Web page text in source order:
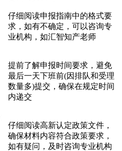
仔细阅读申报指南中的格式要
求，如有不确定，可以咨询专
业机构，如汇智知产老师
提前了解申报时间要求，避免
最后一天下班前(因排队和受理
数量多)提交，确保在规定时间
内递交
仔细阅读高新认定政策文件，
确保材料内容符合政策要求，
如有疑问，及时咨询专业机构